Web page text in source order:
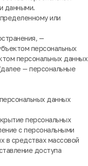
данными.
или
—
персональных
персональных данных
— персональные
данных
персональных
с персональными
в средствах массовой
доступа